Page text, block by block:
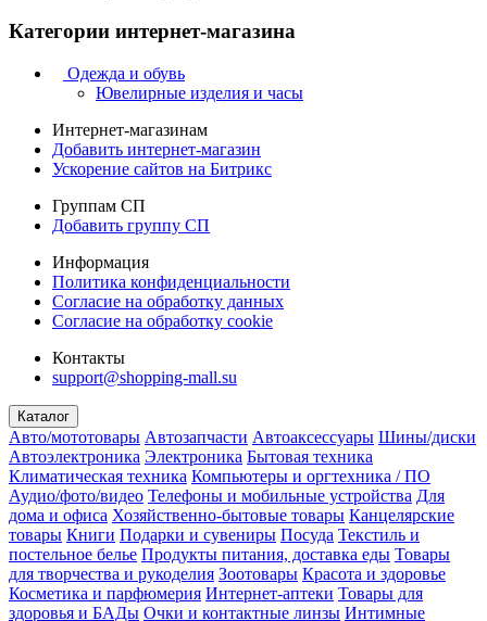
Категории интернет-магазина
Одежда и обувь
Ювелирные изделия и часы
Интернет-магазинам
Добавить интернет-магазин
Ускорение сайтов на Битрикс
Группам СП
Добавить группу СП
Информация
Политика конфиденциальности
Согласие на обработку данных
Согласие на обработку cookie
Контакты
support@shopping-mall.su
Каталог
Авто/мототовары Автозапчасти Автоаксессуары Шины/диски
Автоэлектроника Электроника Бытовая техника
Климатическая техника Компьютеры и оргтехника / ПО
Аудио/фото/видео Телефоны и мобильные устройства Для
дома и офиса Хозяйственно-бытовые товары Канцелярские
товары Книги Подарки и сувениры Посуда Текстиль и
постельное белье Продукты питания, доставка еды Товары
для творчества и рукоделия Зоотовары Красота и здоровье
Косметика и парфюмерия Интернет-аптеки Товары для
здоровья и БАДы Очки и контактные линзы Интимные